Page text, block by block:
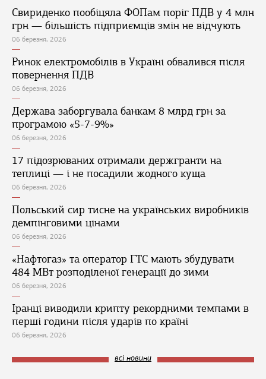
Свириденко пообіцяла ФОПам поріг ПДВ у 4 млн
грн — більшість підприємців змін не відчують
06 березня, 2026
Ринок електромобілів в Україні обвалився після
повернення ПДВ
06 березня, 2026
Держава заборгувала банкам 8 млрд грн за
програмою «5-7-9%»
06 березня, 2026
17 підозрюваних отримали держгранти на
теплиці — і не посадили жодного куща
06 березня, 2026
Польський сир тисне на українських виробників
демпінговими цінами
06 березня, 2026
«Нафтогаз» та оператор ГТС мають збудувати
484 МВт розподіленої генерації до зими
06 березня, 2026
Іранці виводили крипту рекордними темпами в
перші години після ударів по країні
06 березня, 2026
всі новини